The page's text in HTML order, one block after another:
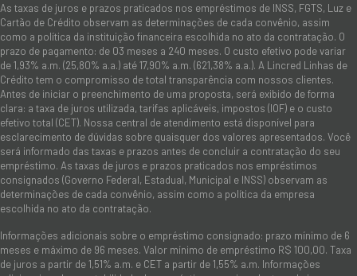
As taxas de juros e prazos praticados nos empréstimos de INSS, FGTS, Luz e
Cartão de Crédito observam as determinações de cada convênio, assim
como a política da instituição financeira escolhida no ato da contratação. O
prazo de pagamento: de 03 meses a 240 meses. O custo efetivo pode variar
de 1,93% a.m. (25,80% a.a.) até 17,90% a.m. (621,38% a.a.). A Lincred Linhas de
Crédito tem o compromisso de total transparência com nossos clientes.
Antes de iniciar o preenchimento de uma proposta, será exibido de forma
clara: a taxa de juros utilizada, tarifas aplicáveis, impostos (IOF) e o custo
efetivo total (CET). Nossa central de atendimento está disponível para
esclarecimento de dúvidas sobre quaisquer dos valores apresentados. Você
será informado das taxas e prazos antes de concluir a contratação do seu
empréstimo. As taxas de juros e prazos praticados nos empréstimos
consignados (Governo Federal, Estadual, Municipal e INSS) observam as
determinações de cada convênio, assim como a política da empresa
escolhida no ato da contratação.
Informações adicionais sobre o empréstimo consignado: prazo mínimo de 6
meses e máximo de 96 meses. Valor mínimo de empréstimo R$ 100,00. Taxa
de juros a partir de 1,51% a.m. e CET a partir de 1,55% a.m. Informações